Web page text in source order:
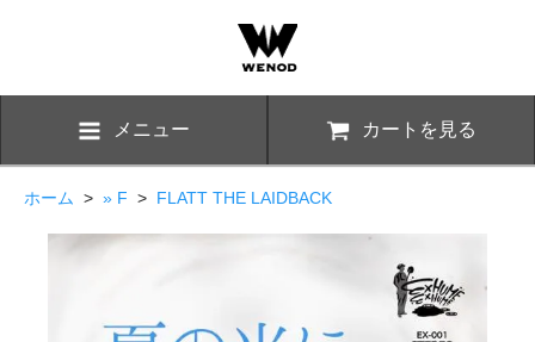
メニュー カートを見る
ホーム > » F > FLATT THE LAIDBACK